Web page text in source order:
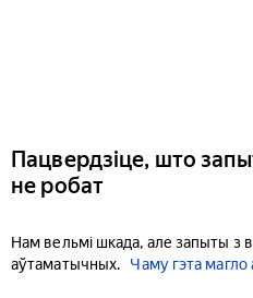
Пацвердзіце, што
не робат
Нам вельмі шкада, але запыты з
аўтаматычных.
Чаму гэта магло